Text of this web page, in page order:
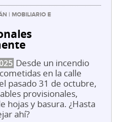
| MOBILIARIO E
Desde un incendio
en la calle
pasado 31 de octubre,
provisionales,
hojas y basura. ¿Hasta
ahí?